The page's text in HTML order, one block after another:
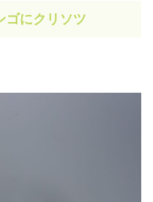
ゴにクリソツ